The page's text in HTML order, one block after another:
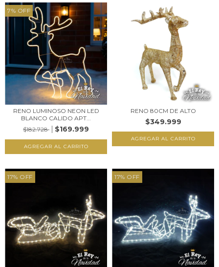
7% OFF
RENO LUMINOSO NEON LED
BLANCO CALIDO APT...
$182.728
$169.999
RENO 80CM DE ALTO
$349.999
17% OFF 17% OFF